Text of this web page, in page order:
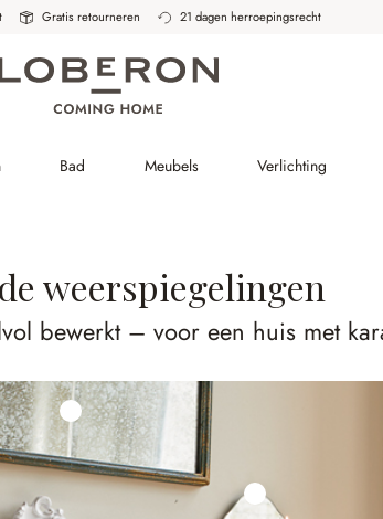
Gratis retourneren 21 dagen herroepingsrecht
Bad Meubels Verlichting
weerspiegelingen
bewerkt – voor een huis met